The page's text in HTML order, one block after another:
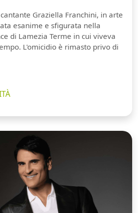
Graziella Franchini, in arte
esanime e sfigurata nella
di Lamezia Terme in cui viveva
L'omicidio è rimasto privo di